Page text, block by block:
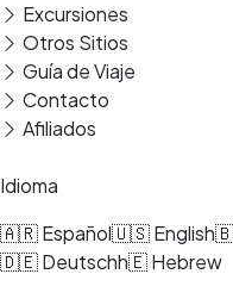
Traslado
Excursiones
Otros Sitios
Guía de Viaje
Contacto
Afiliados
Idioma
🇦🇷 Español🇺🇸 English
🇩🇪 Deutschh🇪 Hebrew